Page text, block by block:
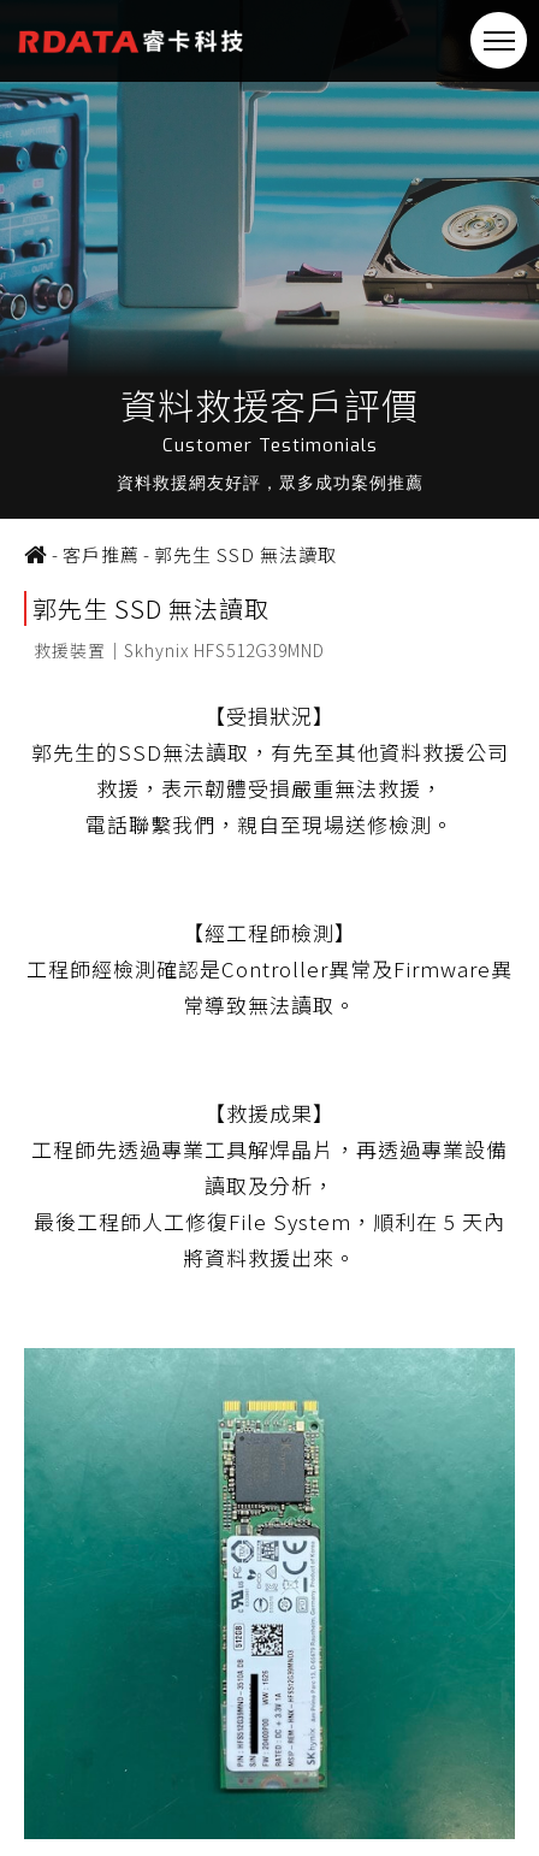
資料救援客戶評價
Customer Testimonials
資料救援網友好評，眾多成功案例推薦
-客戶推薦 - 郭先生 SSD 無法讀取
郭先生 SSD 無法讀取
救援裝置｜Skhynix HFS512G39MND
【受損狀況】
郭先生的SSD無法讀取，有先至其他資料救援公司
救援，表示韌體受損嚴重無法救援，
電話聯繫我們，親自至現場送修檢測。
【經工程師檢測】
工程師經檢測確認是Controller異常及Firmware異
常導致無法讀取。
【救援成果】
工程師先透過專業工具解焊晶片，再透過專業設備
讀取及分析，
最後工程師人工修復File System，順利在 5 天內
將資料救援出來。